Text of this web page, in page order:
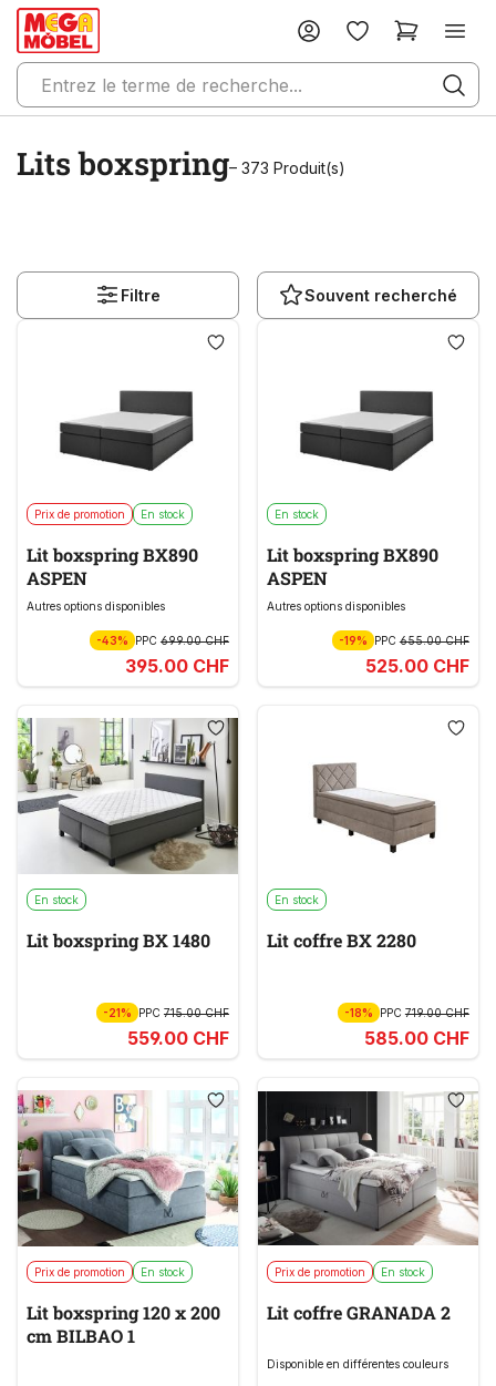
Lits boxspring– 373 Produit(s)
Filtre Souvent recherché
Prix de promotion En stock
Lit boxspring BX890
ASPEN
Autres options disponibles
-43% PPC 699.00 CHF
395.00 CHF
En stock
Lit boxspring BX890
ASPEN
Autres options disponibles
-19% PPC655.00 CHF
525.00 CHF
En stock
Lit boxspring BX 1480
-21% PPC 715.00 CHF
559.00 CHF
En stock
Lit coffre BX 2280
-18% PPC719.00 CHF
585.00 CHF
Prix de promotion En stock
Lit boxspring 120 x 200
cm BILBAO 1
Prix de promotion En stock
Lit coffre GRANADA 2
Disponible en différentes couleurs